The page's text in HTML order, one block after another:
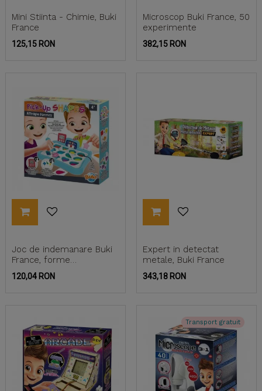
Mini Stiinta - Chimie, Buki
France
Pret
125,15 RON
Microscop Buki France, 50
experimente
Pret
382,15 RON
Joc de indemanare Buki
France, forme
geometrice
Pret
120,04 RON
Expert in detectat
metale, Buki France
Pret
343,18 RON
Transport gratuit